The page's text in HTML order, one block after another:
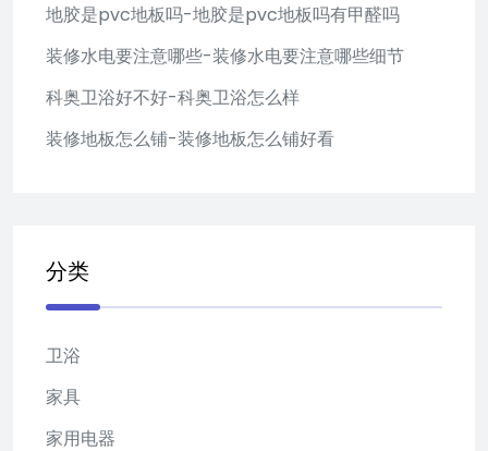
地胶是pvc地板吗-地胶是pvc地板吗有甲醛吗
装修水电要注意哪些-装修水电要注意哪些细节
科奥卫浴好不好-科奥卫浴怎么样
装修地板怎么铺-装修地板怎么铺好看
分类
卫浴
家具
家用电器